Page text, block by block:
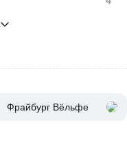
Фрайбург Вёльфе